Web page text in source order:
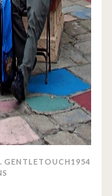
GENTLETOUCH1954